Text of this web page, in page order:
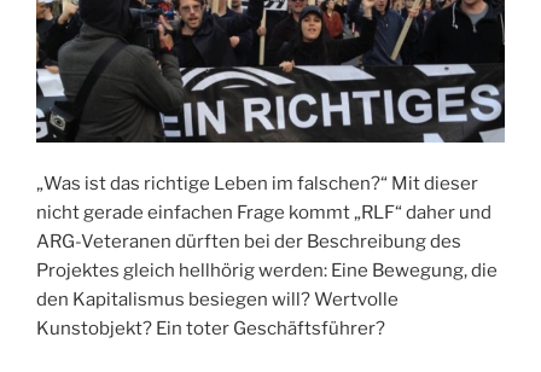
„Was ist das richtige Leben im falschen?“ Mit dieser
nicht gerade einfachen Frage kommt „RLF“ daher und
ARG-Veteranen dürften bei der Beschreibung des
Projektes gleich hellhörig werden: Eine Bewegung, die
den Kapitalismus besiegen will? Wertvolle
Kunstobjekt? Ein toter Geschäftsführer?